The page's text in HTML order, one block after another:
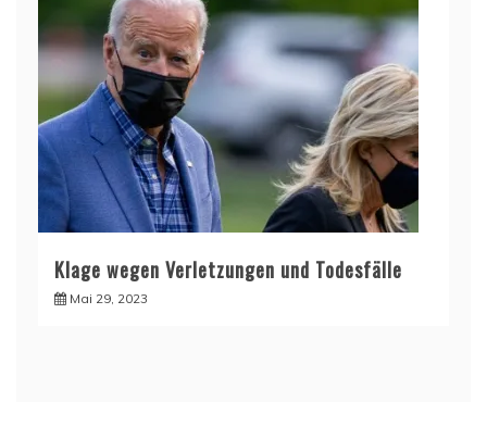
Klage wegen Verletzungen und Todesfälle
Mai 29, 2023